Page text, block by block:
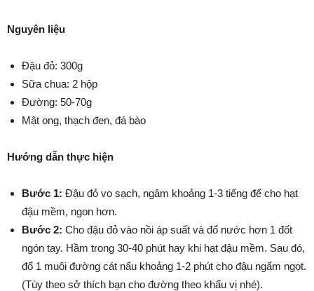
Nguyên liệu
Đậu đỏ: 300g
Sữa chua: 2 hộp
Đường: 50-70g
Mật ong, thạch đen, đá bào
Hướng dẫn thực hiện
Bước 1: Đậu đỏ vo sạch, ngâm khoảng 1-3 tiếng để cho hạt
đậu mềm, ngon hơn.
Bước 2: Cho đậu đỏ vào nồi áp suất và đổ nước hơn 1 đốt
ngón tay. Hầm trong 30-40 phút hay khi hạt đậu mềm. Sau đó,
đổ 1 muôi đường cát nấu khoảng 1-2 phút cho đậu ngấm ngọt.
(Tùy theo sở thích bạn cho đường theo khẩu vị nhé).